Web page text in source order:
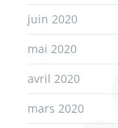
juin 2020
mai 2020
avril 2020
mars 2020